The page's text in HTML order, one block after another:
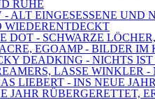
RUHE
ALT EINGESESSENE UND
WIEDERENTDECKT
- SCHWARZE
EGOAMP - BILDER IM
DEADKING - NICHTS
LASSE WINKLER -
LIEBERT - INS NEUE
JAHR RÜBERGERETTET,